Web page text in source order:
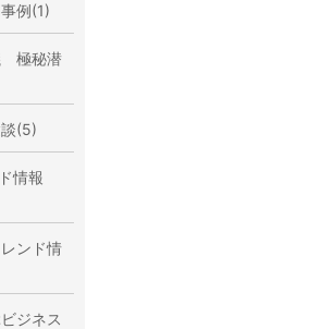
例(1)
極秘潜
(5)
情報
ンド情
ジネス